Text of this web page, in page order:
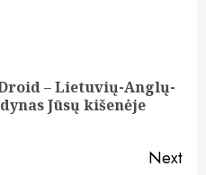
– Lietuvių-Anglų-
Jūsų kišenėje
Next